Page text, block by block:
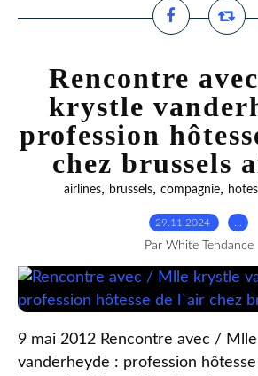
Rencontre
krystle
profession
chez brussels
airlines, brussels, compagnie,
29.11.2024
Par White Tendance
9 mai 2012 Rencontre avec /
vanderheyde : profession